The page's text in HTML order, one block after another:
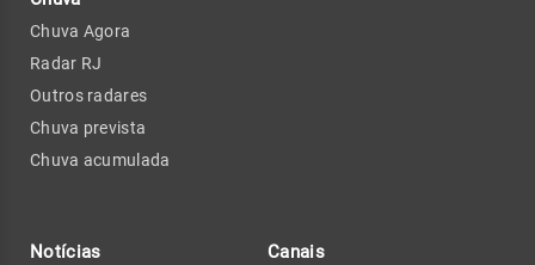
Chuva Agora
Radar RJ
Outros radares
Chuva prevista
Chuva acumulada
Notícias Canais